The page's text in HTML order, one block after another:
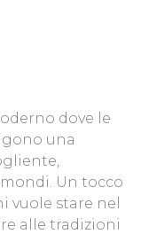
dove le
una
Un tocco
vuole stare nel
alle tradizioni